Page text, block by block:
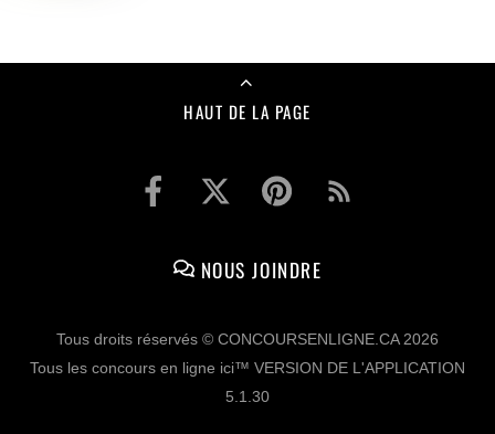
HAUT DE LA PAGE
NOUS JOINDRE
Tous droits réservés © CONCOURSENLIGNE.CA 2026
Tous les concours en ligne ici™ VERSION DE L'APPLICATION
5.1.30